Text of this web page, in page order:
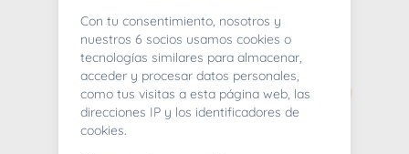
Con tu consentimiento, nosotros y
nuestros 6 socios usamos cookies o
tecnologías similares para almacenar,
acceder y procesar datos personales,
como tus visitas a esta página web, las
direcciones IP y los identificadores de
cookies.